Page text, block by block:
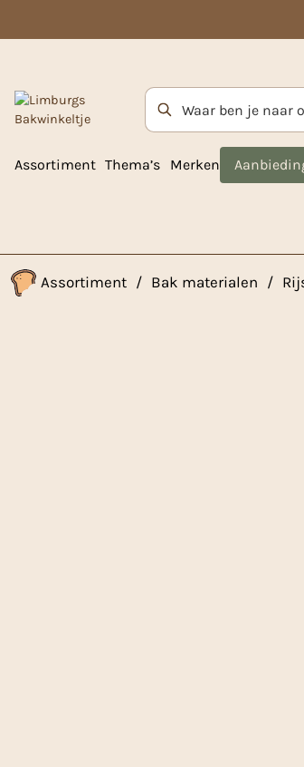
Zoekterm
Assortiment Thema’s Merken
Assortiment / Bak materialen /